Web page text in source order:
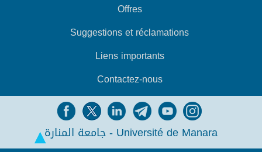
Offres
Suggestions et réclamations
Liens importants
Contactez-nous
جامعة المنارة - Université de Manara